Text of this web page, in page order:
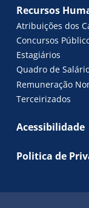
Recursos
Atribuições dos
Concursos
Estagiários
Quadro de
Remuneração
Terceirizados
Acessibilidade
Politica de